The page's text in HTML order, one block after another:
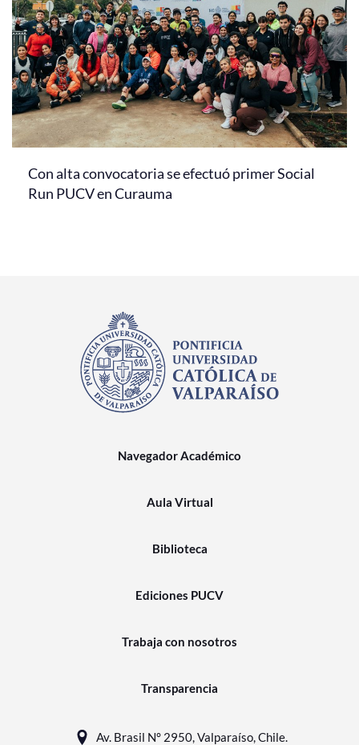
Con alta convocatoria se efectuó primer Social
Run PUCV en Curauma
Navegador Académico
Aula Virtual
Biblioteca
Ediciones PUCV
Trabaja con nosotros
Transparencia
Av. Brasil N° 2950, Valparaíso, Chile.